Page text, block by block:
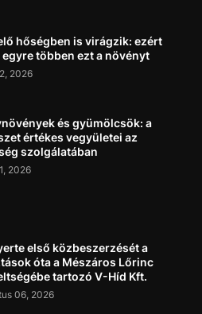
hőségben is virágzik: ezért
többen ezt a növényt
2026
és gyümölcsök: a
értékes vegyületei az
szolgálatában
2026
első közbeszerzését a
óta a Mészáros Lőrinc
tartozó V-Híd Kft.
06, 2026